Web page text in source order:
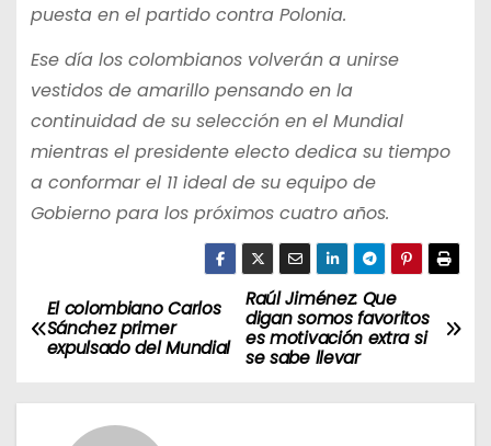
puesta en el partido contra Polonia.
Ese día los colombianos volverán a unirse
vestidos de amarillo pensando en la
continuidad de su selección en el Mundial
mientras el presidente electo dedica su tiempo
a conformar el 11 ideal de su equipo de
Gobierno para los próximos cuatro años.
N
a
v
Raúl Jiménez: Que
digan somos favoritos
es motivación extra si
se sabe llevar
El colombiano Carlos
Sánchez primer
expulsado del Mundial